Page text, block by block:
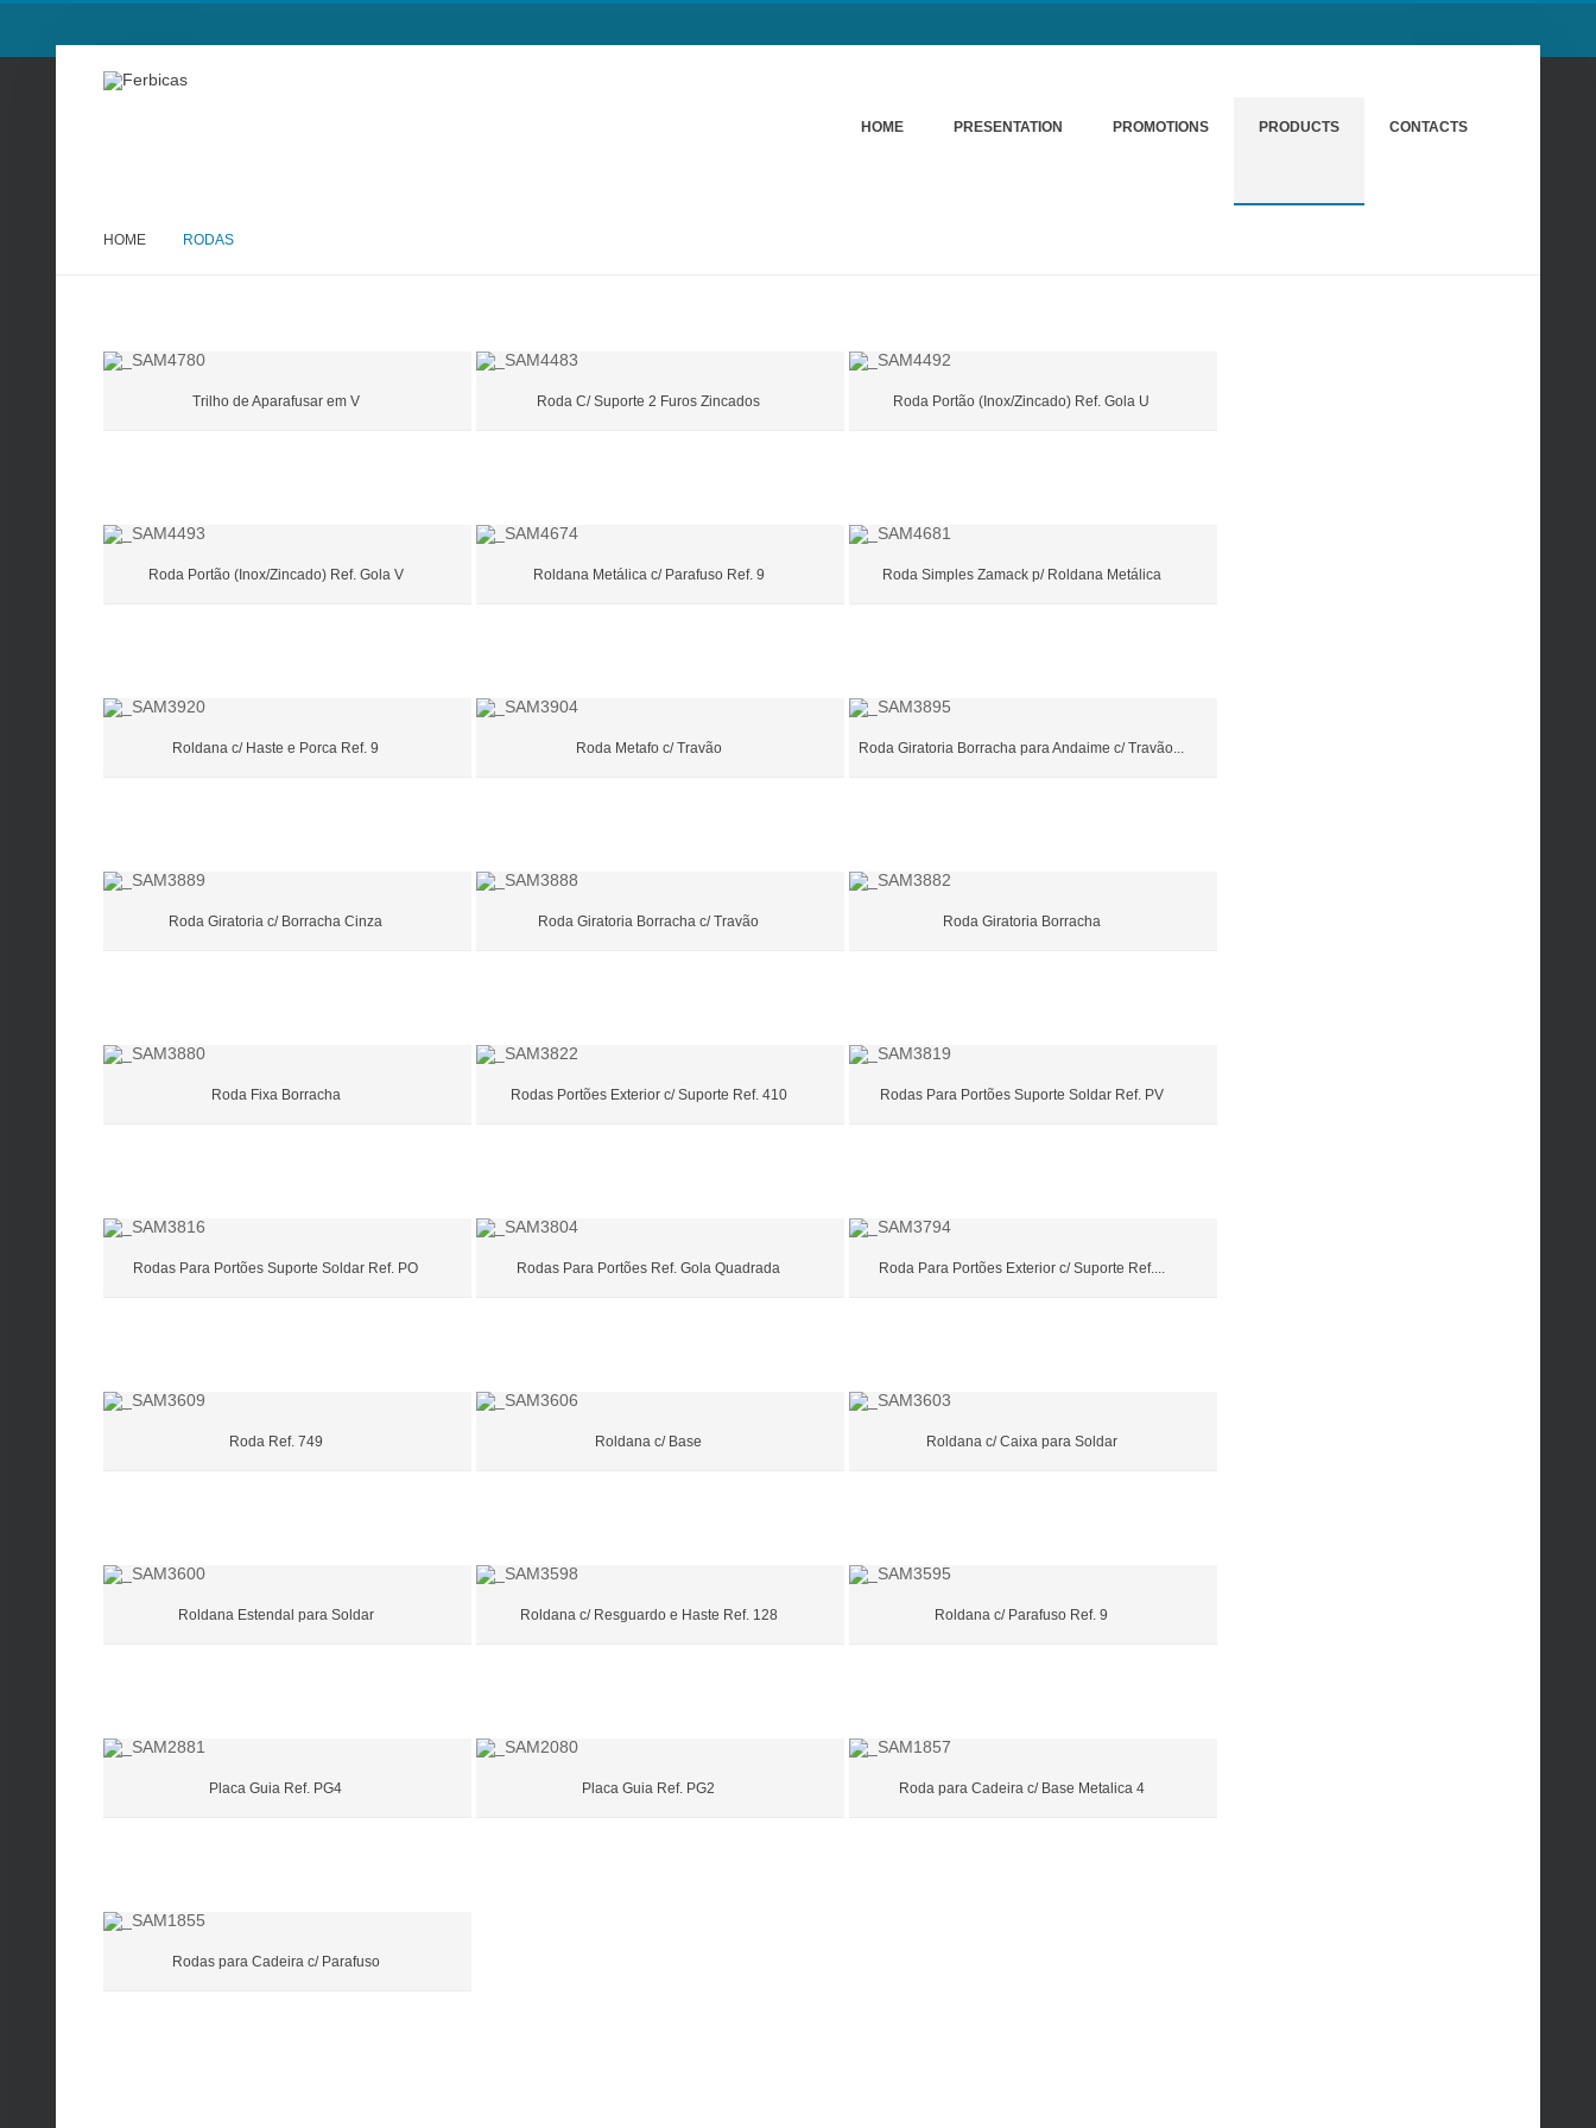
HOME PRESENTATION PROMOTIONS PRODUCTS CONTACTS
HOME RODAS
Trilho de Aparafusar em V Roda C/ Suporte 2 Furos Zincados Roda Portão (Inox/Zincado) Ref. Gola U
Roda Portão (Inox/Zincado) Ref. Gola V Roldana Metálica c/ Parafuso Ref. 9 Roda Simples Zamack p/ Roldana Metálica
Roldana c/ Haste e Porca Ref. 9 Roda Metafo c/ Travão Roda Giratoria Borracha para Andaime c/ Travão...
Roda Giratoria c/ Borracha Cinza Roda Giratoria Borracha c/ Travão Roda Giratoria Borracha
Roda Fixa Borracha Rodas Portões Exterior c/ Suporte Ref. 410 Rodas Para Portões Suporte Soldar Ref. PV
Rodas Para Portões Suporte Soldar Ref. PO Rodas Para Portões Ref. Gola Quadrada Roda Para Portões Exterior c/ Suporte Ref....
Roda Ref. 749 Roldana c/ Base Roldana c/ Caixa para Soldar
Roldana Estendal para Soldar Roldana c/ Resguardo e Haste Ref. 128 Roldana c/ Parafuso Ref. 9
Placa Guia Ref. PG4 Placa Guia Ref. PG2 Roda para Cadeira c/ Base Metalica 4
Rodas para Cadeira c/ Parafuso